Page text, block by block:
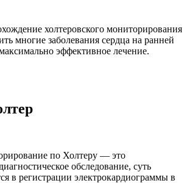
холтеровского мониторирования
многие заболевания сердца на ранней
эффективное лечение.
по Холтеру — это
обследование, суть
в регистрации электрокардиограммы в